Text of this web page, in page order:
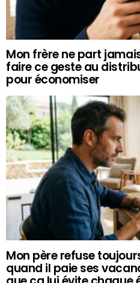
Mon frère ne part
faire ce geste au
pour économiser
Mon père refuse
quand il paie ses